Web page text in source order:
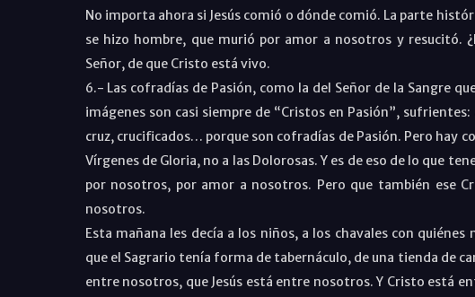
No importa ahora si Jesús comió o dónde comió. La parte
se hizo hombre, que murió por amor a nosotros y resucitó.
Señor, de que Cristo está vivo.
6.- Las cofradías de Pasión, como la del Señor de la Sangre
imágenes son casi siempre de “Cristos en Pasión”,
cruz, crucificados… porque son cofradías de Pasión. Pero hay
Vírgenes de Gloria, no a las Dolorosas. Y es de eso de lo que
por nosotros, por amor a nosotros. Pero que también ese
nosotros.
Esta mañana les decía a los niños, a los chavales con
que el Sagrario tenía forma de tabernáculo, de una tienda de
entre nosotros, que Jesús está entre nosotros. Y Cristo está